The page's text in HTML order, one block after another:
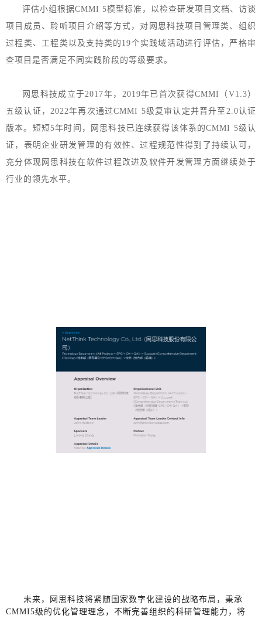
评估小组根据CMMI 5模型标准，以检查研发项目文档、访谈
项目成员、聆听项目介绍等方式，对网思科技项目管理类、组织
过程类、工程类以及支持类的19个实践域活动进行评估，严格审
查项目是否满足不同实践阶段的等级要求。
网思科技成立于2017年，2019年已首次获得CMMI（V1.3）
五级认证，2022年再次通过CMMI 5级复审认定并晋升至2.0认证
版本。短短5年时间，网思科技已连续获得该体系的CMMI 5级认
证，表明企业研发管理的有效性、过程规范性得到了持续认可，
充分体现网思科技在软件过程改进及软件开发管理方面继续处于
行业的领先水平。
未来，网思科技将紧随国家数字化建设的战略布局，秉承
CMMI5级的优化管理理念，不断完善组织的科研管理能力，将